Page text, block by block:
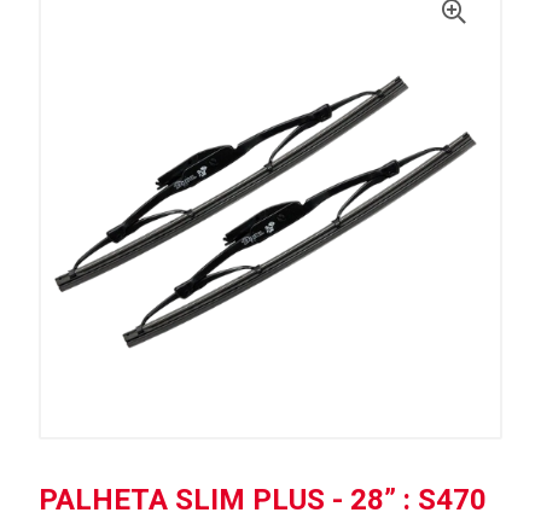
PALHETA SLIM PLUS - 28” : S470